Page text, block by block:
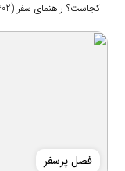
کجاست؟ راهنمای سفر (1402) به شهری از دوران شکوه ایران
فصل پرسفر